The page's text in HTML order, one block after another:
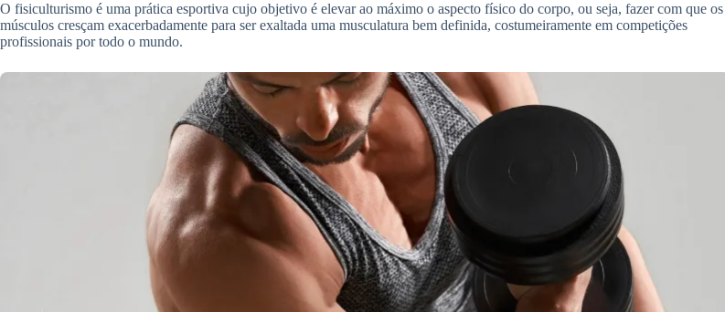
O fisiculturismo é uma prática esportiva cujo objetivo é elevar ao máximo o aspecto físico do corpo, ou seja, fazer com que os
músculos cresçam exacerbadamente para ser exaltada uma musculatura bem definida, costumeiramente em competições
profissionais por todo o mundo.